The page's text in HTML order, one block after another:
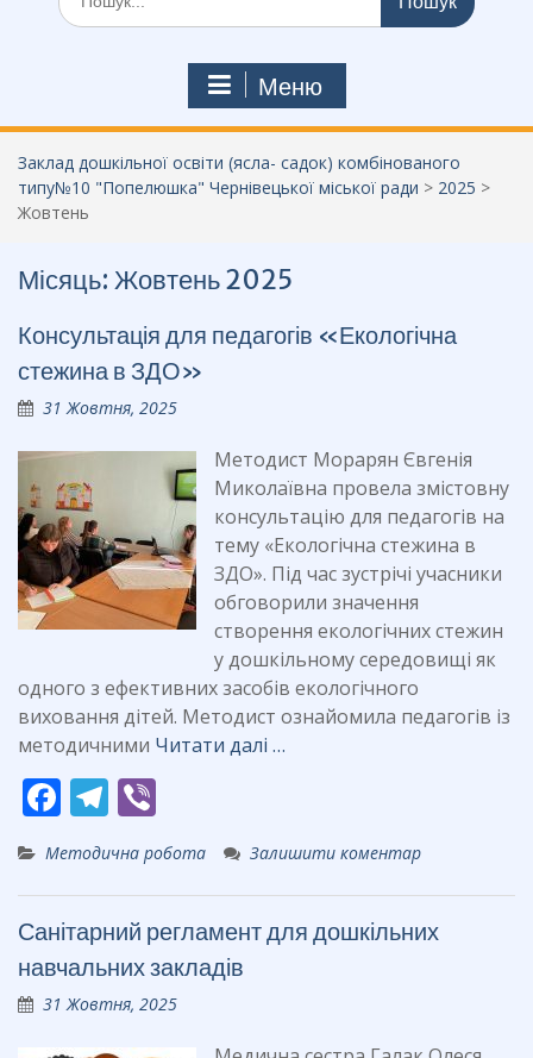
Меню
Заклад дошкільної освіти (ясла- садок) комбінованого
типу№10 "Попелюшка" Чернівецької міської ради > 2025 >
Жовтень
Місяць: Жовтень 2025
Консультація для педагогів «Екологічна
стежина в ЗДО»
31 Жовтня, 2025
Методист Морарян Євгенія
Миколаївна провела змістовну
консультацію для педагогів на
тему «Екологічна стежина в
ЗДО». Під час зустрічі учасники
обговорили значення
створення екологічних стежин
у дошкільному середовищі як
одного з ефективних засобів екологічного
виховання дітей. Методист ознайомила педагогів із
методичними Читати далі …
F
ac
e
b
o
o
k
T
e
gr
a
m
b
er
Методична робота Залишити коментар
Санітарний регламент для дошкільних
навчальних закладів
31 Жовтня, 2025